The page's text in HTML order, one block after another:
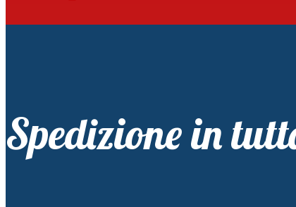
Spedizione in